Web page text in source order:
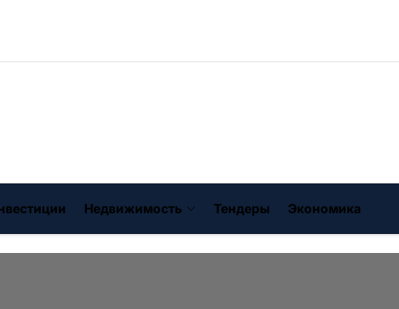
Недвижимость Тендеры Экономика